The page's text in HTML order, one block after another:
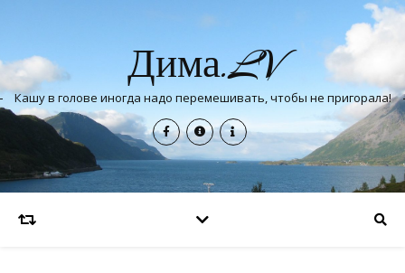
Дима.LV
Кашу в голове иногда надо перемешивать, чтобы не пригорала!